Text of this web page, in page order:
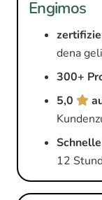
Engimos
dena
300+
5,0
12